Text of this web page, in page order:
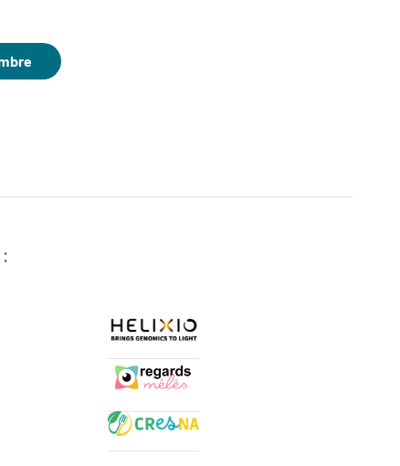
Logo Helixio
Logo regards mélés